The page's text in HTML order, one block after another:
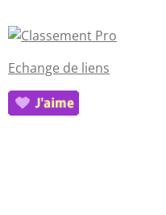
Echange de liens